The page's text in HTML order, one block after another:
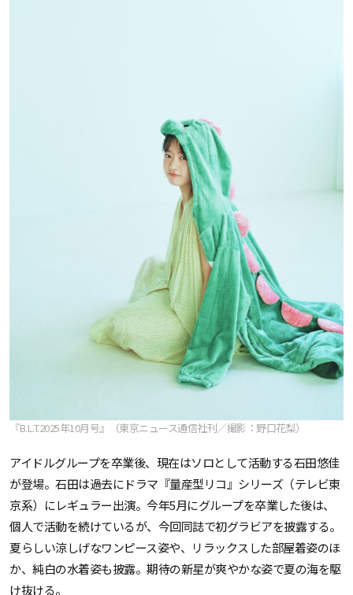
『B.L.T.2025年10月号』（東京ニュース通信社刊／撮影：野口花梨）
アイドルグループを卒業後、現在はソロとして活動する石田悠佳
が登場。石田は過去にドラマ『量産型リコ』シリーズ（テレビ東
京系）にレギュラー出演。今年5月にグループを卒業した後は、
個人で活動を続けているが、今回同誌で初グラビアを披露する。
夏らしい涼しげなワンピース姿や、リラックスした部屋着姿のほ
か、純白の水着姿も披露。期待の新星が爽やかな姿で夏の海を駆
け抜ける。